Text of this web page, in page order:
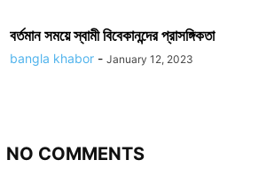
বর্তমান সময়ে স্বামী বিবেকানন্দের প্রাসঙ্গিকতা
bangla khabor - January 12, 2023
NO COMMENTS